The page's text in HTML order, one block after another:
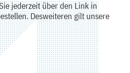
jederzeit über den Link in
Desweiteren gilt unsere